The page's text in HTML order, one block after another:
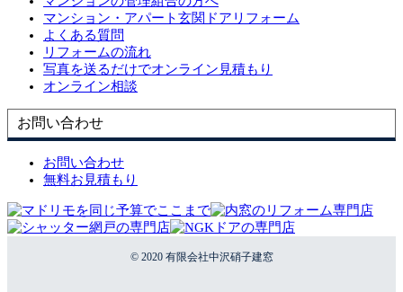
マンション・アパート玄関ドアリフォーム
よくある質問
リフォームの流れ
写真を送るだけでオンライン見積もり
オンライン相談
お問い合わせ
お問い合わせ
無料お見積もり
© 2020 有限会社中沢硝子建窓